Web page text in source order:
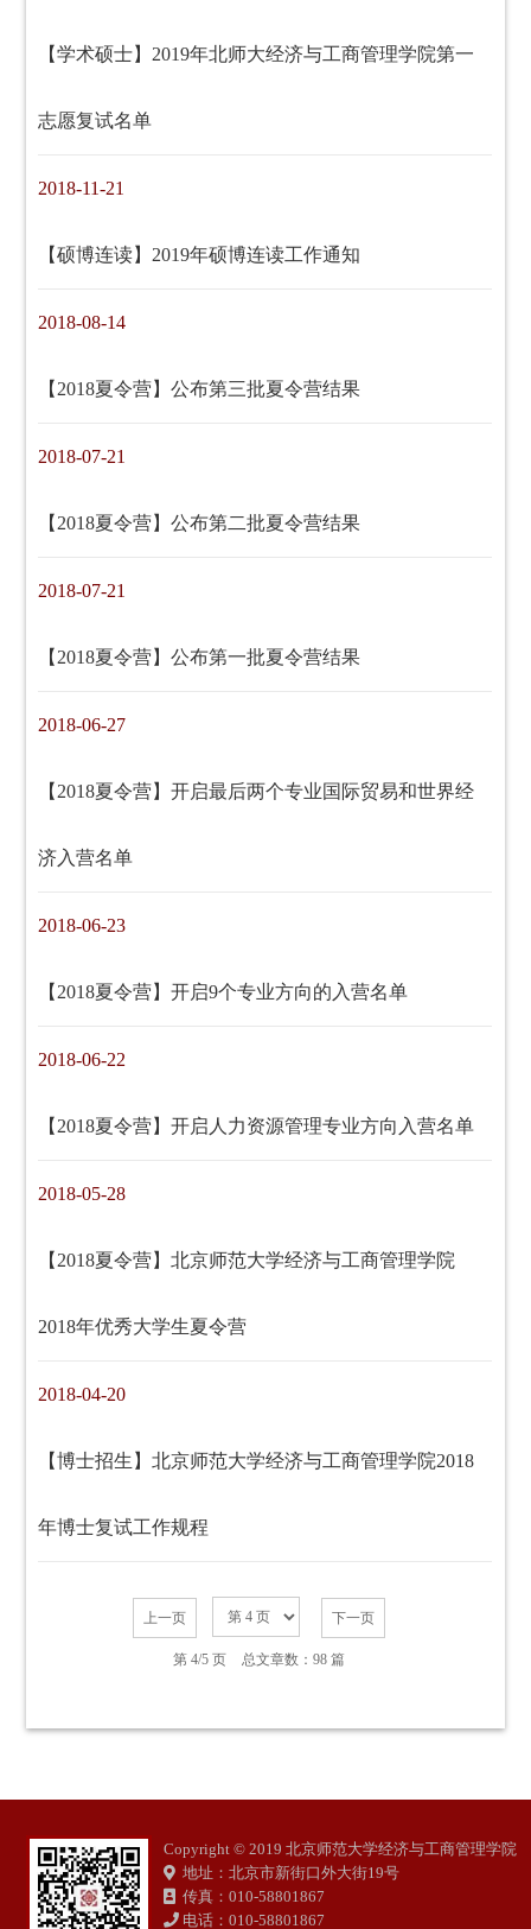
【学术硕士】2019年北师大经济与工商管理学院第一
志愿复试名单
2018-11-21
【硕博连读】2019年硕博连读工作通知
2018-08-14
【2018夏令营】公布第三批夏令营结果
2018-07-21
【2018夏令营】公布第二批夏令营结果
2018-07-21
【2018夏令营】公布第一批夏令营结果
2018-06-27
【2018夏令营】开启最后两个专业国际贸易和世界经
济入营名单
2018-06-23
【2018夏令营】开启9个专业方向的入营名单
2018-06-22
【2018夏令营】开启人力资源管理专业方向入营名单
2018-05-28
【2018夏令营】北京师范大学经济与工商管理学院
2018年优秀大学生夏令营
2018-04-20
【博士招生】北京师范大学经济与工商管理学院2018
年博士复试工作规程
上一页 下一页
第 4/5 页 总文章数：98 篇
Copyright © 2019 北京师范大学经济与工商管理学院
地址：北京市新街口外大街19号
传真：010-58801867
电话：010-58801867